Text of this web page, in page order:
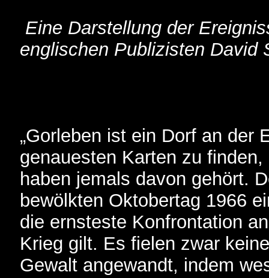
Eine Darstellung der
englischen Publizisten David
„Gorleben ist ein Dorf an der
genauesten Karten zu
haben jemals davon gehört.
bewölkten Oktobertag 1966
die ernsteste Konfrontation
Krieg gilt. Es fielen zwar
Gewalt angewandt, indem